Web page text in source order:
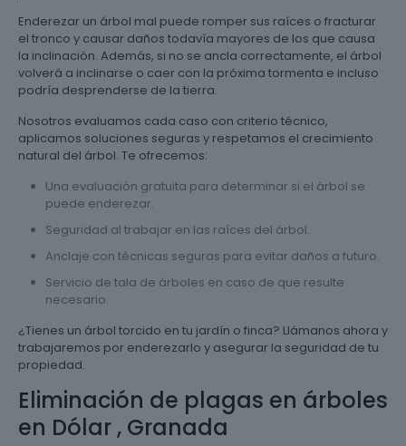
Enderezar un árbol mal puede romper sus raíces o fracturar
el tronco y causar daños todavía mayores de los que causa
la inclinación. Además, si no se ancla correctamente, el árbol
volverá a inclinarse o caer con la próxima tormenta e incluso
podría desprenderse de la tierra.
Nosotros evaluamos cada caso con criterio técnico,
aplicamos soluciones seguras y respetamos el crecimiento
natural del árbol. Te ofrecemos:
Una evaluación gratuita para determinar si el árbol se
puede enderezar.
Seguridad al trabajar en las raíces del árbol.
Anclaje con técnicas seguras para evitar daños a futuro.
Servicio de tala de árboles en caso de que resulte
necesario.
¿Tienes un árbol torcido en tu jardín o finca? Llámanos ahora y
trabajaremos por enderezarlo y asegurar la seguridad de tu
propiedad.
Eliminación de plagas en árboles
en Dólar , Granada